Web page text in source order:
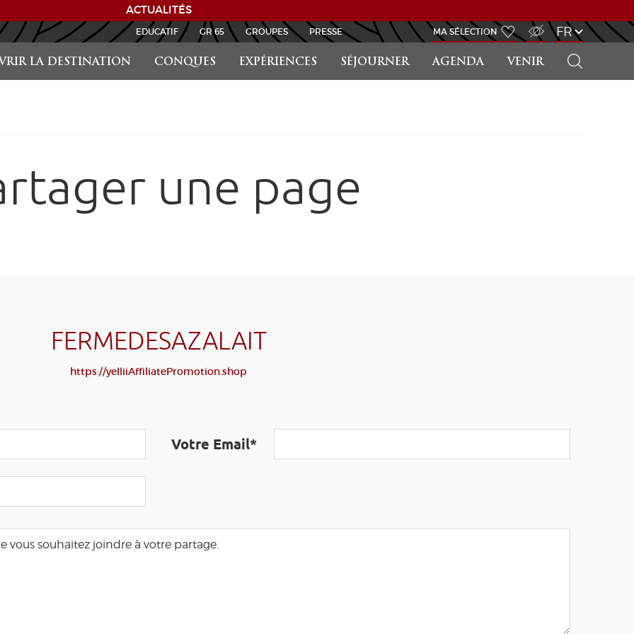
ACTUALITÉS
LA DESTINATION CONQUES EXPÉRIENCES SÉJOURNER AGENDA VENIR
EDUCATIF GR 65 GROUPES PRESSE MA SÉLECTION FR
une page
FERMEDESAZALAIT
https://yelliiAffiliatePromotion.shop
Votre Email*